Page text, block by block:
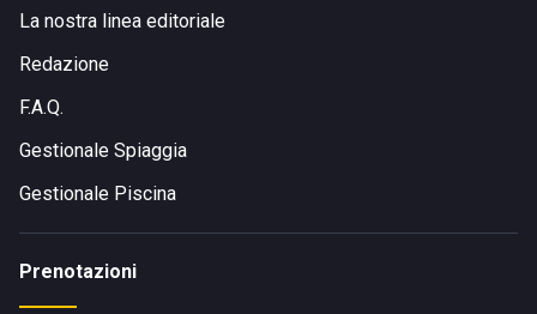
La nostra linea editoriale
Redazione
F.A.Q.
Gestionale Spiaggia
Gestionale Piscina
Prenotazioni